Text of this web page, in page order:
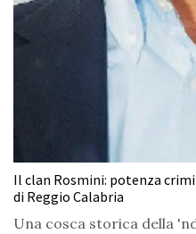
Il clan Rosmini: potenza
di Reggio Calabria
Una cosca storica della